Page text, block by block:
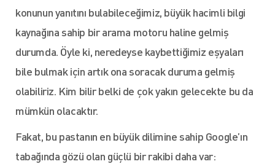
konunun yanıtını bulabileceğimiz, büyük hacimli bilgi
kaynağına sahip bir arama motoru haline gelmiş
durumda. Öyle ki, neredeyse kaybettiğimiz eşyaları
bile bulmak için artık ona soracak duruma gelmiş
olabiliriz. Kim bilir belki de çok yakın gelecekte bu da
mümkün olacaktır.
Fakat, bu pastanın en büyük dilimine sahip Google’ın
tabağında gözü olan güçlü bir rakibi daha var: